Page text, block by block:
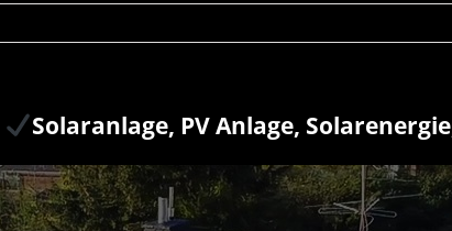
Solaranlage, PV Anlage,